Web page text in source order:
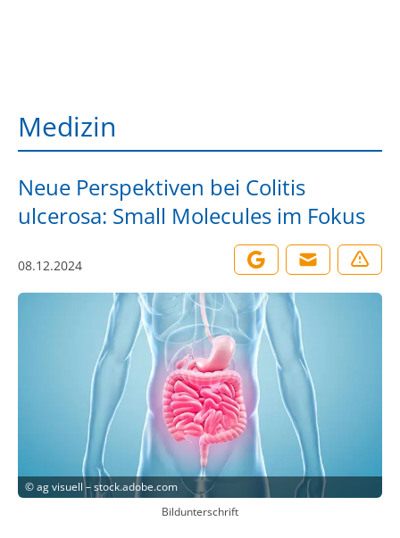
Medizin
Neue Perspektiven bei Colitis
ulcerosa: Small Molecules im Fokus
08.12.2024
©ag visuell – stock.adobe.com
Bildunterschrift